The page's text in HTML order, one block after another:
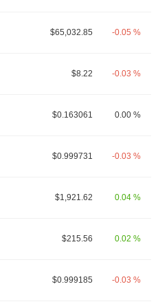
$65,032.85 -0.05 %
$8.22 -0.03 %
$0.163061 0.00 %
$0.999731 -0.03 %
$1,921.62 0.04 %
$215.56 0.02 %
$0.999185 -0.03 %